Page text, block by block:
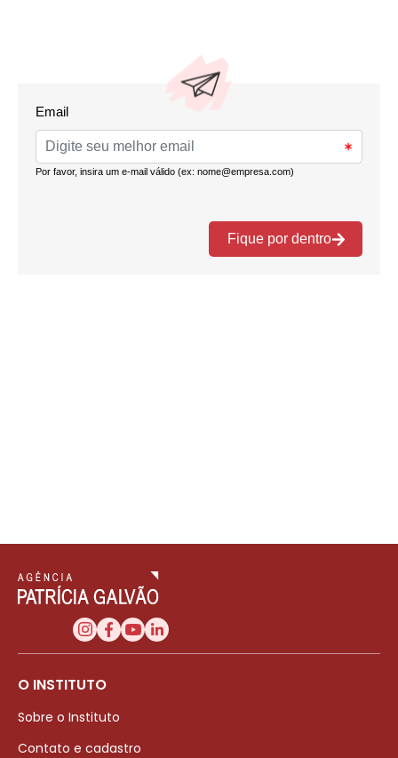
O INSTITUTO
Sobre o Instituto
Contato e cadastro